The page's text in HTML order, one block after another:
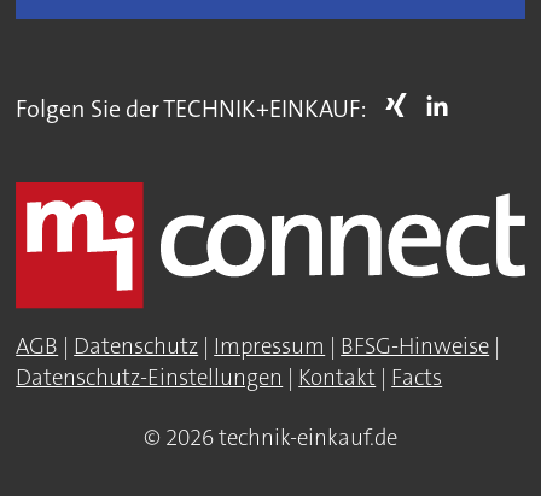
Folgen Sie der TECHNIK+EINKAUF:
AGB | Datenschutz | Impressum | BFSG-Hinweise |
Datenschutz-Einstellungen | Kontakt | Facts
© 2026 technik-einkauf.de